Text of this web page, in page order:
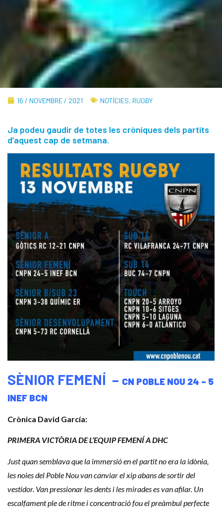
16 / NOVEMBRE / 2021 NOTÍCIES, RUGBY
Ja podeu gaudir de totes les cròniques dels partits
d’aquest cap de setmana.
SÈNIOR FEMENÍ – CN POBLE NOU 24 – 5
INEF BCN
Crònica David García:
PRIMERA VICTÒRIA DE L’EQUIP FEMENÍ A DHC
Just quan semblava que la immersió en el partit no era la idònia,
les noies del Poble Nou van canviar el xip abans de sortir del
vestidor. Van pressionar les dents i les mirades es van afilar. Un
escalfament ple de ritme i concentració fou el preàmbul perfecte